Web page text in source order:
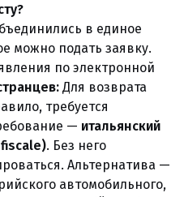
в единое
можно подать заявку.
по электронной
Для возврата
требуется
— итальянский
. Без него
Альтернатива —
автомобильного,